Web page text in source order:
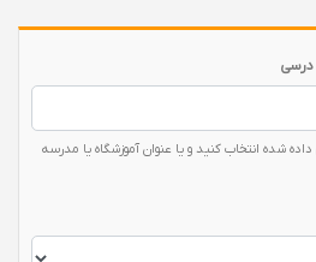
درسی
شده انتخاب کنید و یا عنوان آموزشگاه یا مدرسه